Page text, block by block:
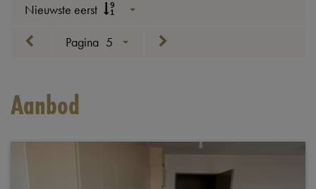
Nieuwste eerst
Pagina 5
Aanbod